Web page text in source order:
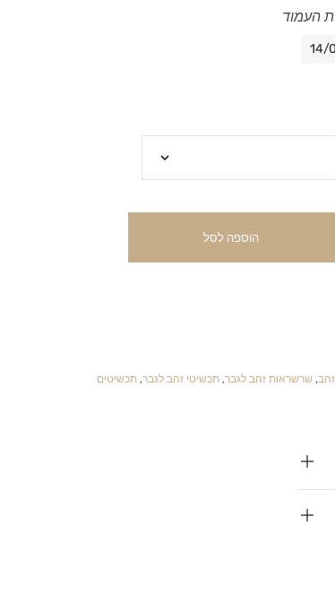
העמוד
הוספה לסל
, שרשראות זהב לגבר, תכשיטי זהב לגבר, תכשיטים